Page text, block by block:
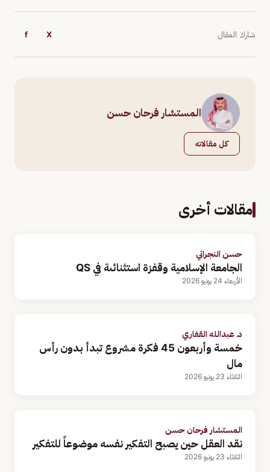
شارك المقال X
f
المستشار فرحان حسن
كل مقالاته
مقالات أخرى
حسن النجراني
الجامعة الإسلامية وقفزة استثنائىة في QS
الأربعاء 24 يونيو 2026
د. عبدالله القفاري
خمسة وأربعون 45 فكرة مشروع تبدأ بدون رأس
مال
الثلاثاء 23 يونيو 2026
المستشار فرحان حسن
نقد العقل حين يصبح التفكير نفسه موضوعاً للتفكير
الثلاثاء 23 يونيو 2026